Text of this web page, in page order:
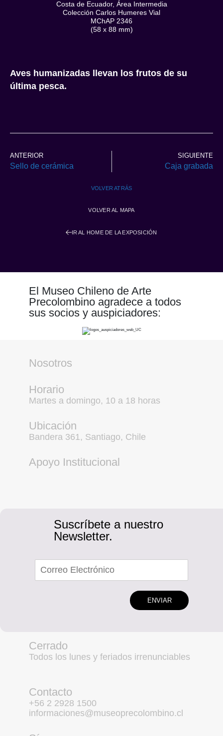
Costa de Ecuador, Área Intermedia
Colección Carlos Humeres Vial
MChAP 2346
(58 x 88 mm)
Aves humanizadas llevan los frutos de su
última pesca.
ANTERIOR
Sello de cerámica
SIGUIENTE
Caja grabada
VOLVER ATRÁS
VOLVER AL MAPA
IR AL HOME DE LA EXPOSICIÓN
El Museo Chileno de Arte
Precolombino agradece a todos
sus socios y auspiciadores:
Nosotros
Horario
Martes a domingo, 10 a 18 horas
Ubicación
Bandera 361, Santiago, Chile
Apoyo Institucional
Suscríbete a nuestro
Newsletter.
ENVIAR
Cerrado
Todos los lunes y feriados irrenunciables
Contacto
+56 2 2928 1500
informaciones@museoprecolombino.cl